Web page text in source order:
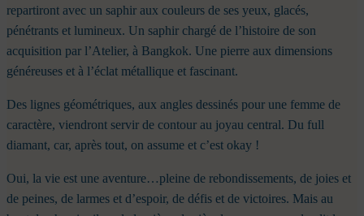
repartiront avec un saphir aux couleurs de ses yeux, glacés,
pénétrants et lumineux. Un saphir chargé de l’histoire de son
acquisition par l’Atelier, à Bangkok. Une pierre aux dimensions
généreuses et à l’éclat métallique et fascinant.
Des lignes géométriques, aux angles dessinés pour une femme de
caractère, viendront servir de contour au joyau central. Du full
diamant, car, après tout, on assume et c’est okay !
Oui, la vie est une aventure…pleine de rebondissements, de joies et
de peines, de larmes et d’espoir, de défis et de victoires. Mais au